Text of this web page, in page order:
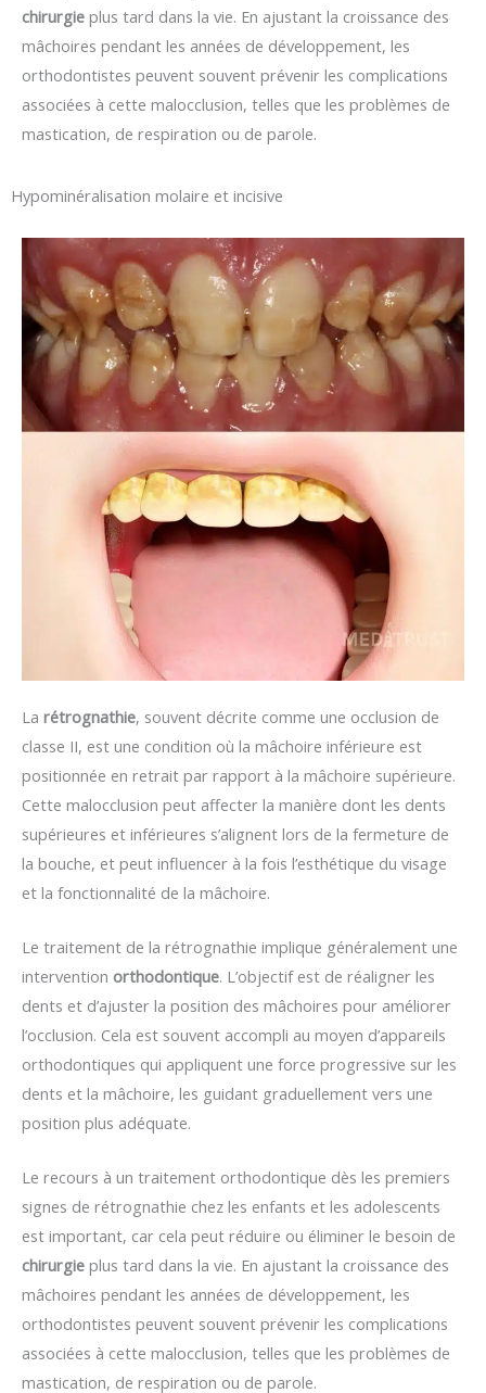
chirurgie plus tard dans la vie. En ajustant la croissance des
mâchoires pendant les années de développement, les
orthodontistes peuvent souvent prévenir les complications
associées à cette malocclusion, telles que les problèmes de
mastication, de respiration ou de parole.
Hypominéralisation molaire et incisive
La rétrognathie, souvent décrite comme une occlusion de
classe II, est une condition où la mâchoire inférieure est
positionnée en retrait par rapport à la mâchoire supérieure.
Cette malocclusion peut affecter la manière dont les dents
supérieures et inférieures s’alignent lors de la fermeture de
la bouche, et peut influencer à la fois l’esthétique du visage
et la fonctionnalité de la mâchoire.
Le traitement de la rétrognathie implique généralement une
intervention orthodontique. L’objectif est de réaligner les
dents et d’ajuster la position des mâchoires pour améliorer
l’occlusion. Cela est souvent accompli au moyen d’appareils
orthodontiques qui appliquent une force progressive sur les
dents et la mâchoire, les guidant graduellement vers une
position plus adéquate.
Le recours à un traitement orthodontique dès les premiers
signes de rétrognathie chez les enfants et les adolescents
est important, car cela peut réduire ou éliminer le besoin de
chirurgie plus tard dans la vie. En ajustant la croissance des
mâchoires pendant les années de développement, les
orthodontistes peuvent souvent prévenir les complications
associées à cette malocclusion, telles que les problèmes de
mastication, de respiration ou de parole.